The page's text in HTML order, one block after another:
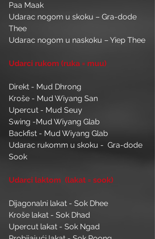
Paa Maak
Udarac nogom u skoku – Gra-dode
Thee
Udarac nogom u naskoku – Yiep Thee
Udarci rukom (ruka = muu)
Direkt - Mud Dhrong
Kroše - Mud Wiyang San
Upercut - Mud Seuy
Swing -Mud Wiyang Glab
Backfist - Mud Wiyang Glab
Udarac rukomm u skoku -  Gra-dode
Sook
Udarci laktom  (lakat = sook)
Dijagonalni lakat - Sok Dhee
Kroše lakat - Sok Dhad
Upercut lakat - Sok Ngad